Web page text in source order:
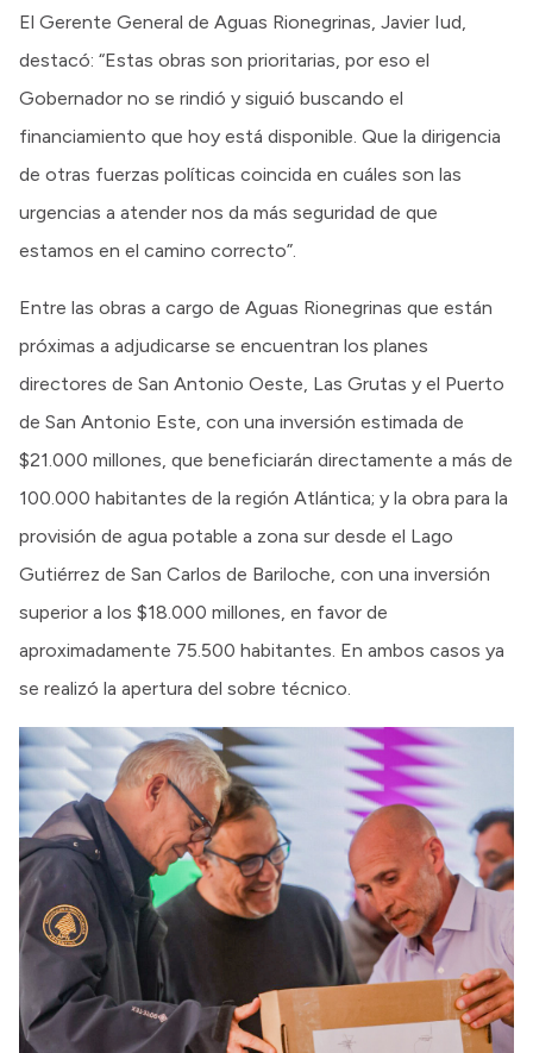
El Gerente General de Aguas Rionegrinas, Javier Iud,
destacó: “Estas obras son prioritarias, por eso el
Gobernador no se rindió y siguió buscando el
financiamiento que hoy está disponible. Que la dirigencia
de otras fuerzas políticas coincida en cuáles son las
urgencias a atender nos da más seguridad de que
estamos en el camino correcto”.
Entre las obras a cargo de Aguas Rionegrinas que están
próximas a adjudicarse se encuentran los planes
directores de San Antonio Oeste, Las Grutas y el Puerto
de San Antonio Este, con una inversión estimada de
$21.000 millones, que beneficiarán directamente a más de
100.000 habitantes de la región Atlántica; y la obra para la
provisión de agua potable a zona sur desde el Lago
Gutiérrez de San Carlos de Bariloche, con una inversión
superior a los $18.000 millones, en favor de
aproximadamente 75.500 habitantes. En ambos casos ya
se realizó la apertura del sobre técnico.